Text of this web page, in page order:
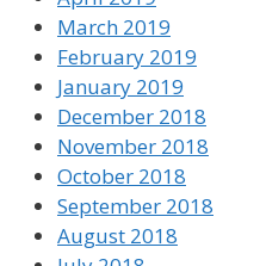
March 2019
February 2019
January 2019
December 2018
November 2018
October 2018
September 2018
August 2018